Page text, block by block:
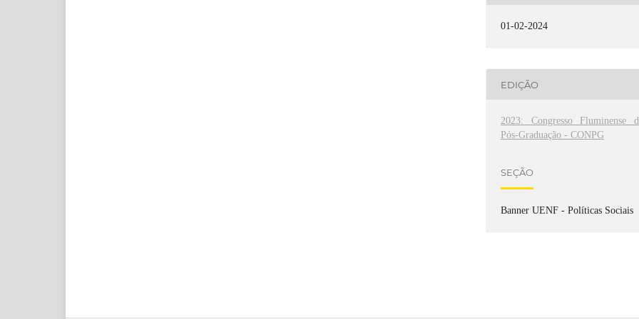
01-02-2024
EDIÇÃO
2023: Congresso Fluminense
Pós-Graduação - CONPG
SEÇÃO
Banner UENF - Políticas Sociais